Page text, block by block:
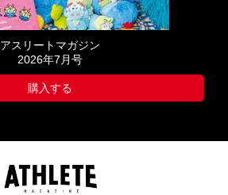
アスリートマガジン
2026年7月号
購入する